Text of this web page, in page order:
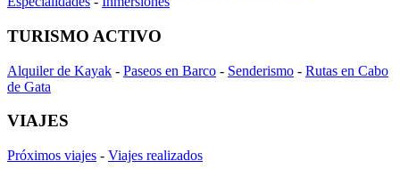
TURISMO ACTIVO
Alquiler de Kayak - Paseos en Barco - Senderismo - Rutas en Cabo
de Gata
VIAJES
Próximos viajes - Viajes realizados